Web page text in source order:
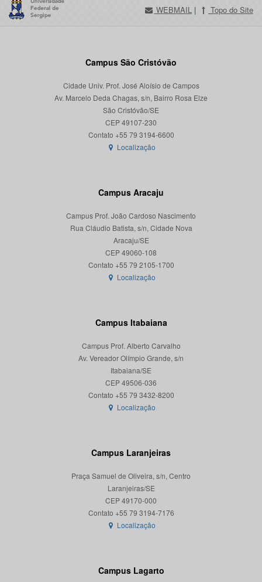
WEBMAIL | Topo do Site
Campus São Cristóvão
Cidade Univ. Prof. José Aloísio de Campos
Av. Marcelo Deda Chagas, s/n, Bairro Rosa Elze
São Cristóvão/SE
CEP 49107-230
Localização
Campus Aracaju
Campus Prof. João Cardoso Nascimento
Rua Cláudio Batista, s/n, Cidade Nova
Aracaju/SE
CEP 49060-108
Localização
Campus Itabaiana
Campus Prof. Alberto Carvalho
Av. Vereador Olímpio Grande, s/n
Itabaiana/SE
CEP 49506-036
Localização
Campus Laranjeiras
Praça Samuel de Oliveira, s/n, Centro
Laranjeiras/SE
CEP 49170-000
Localização
Campus Lagarto